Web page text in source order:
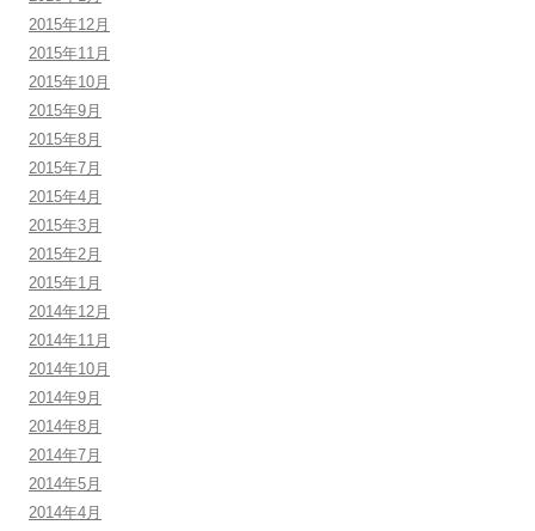
2015年12月
2015年11月
2015年10月
2015年9月
2015年8月
2015年7月
2015年4月
2015年3月
2015年2月
2015年1月
2014年12月
2014年11月
2014年10月
2014年9月
2014年8月
2014年7月
2014年5月
2014年4月